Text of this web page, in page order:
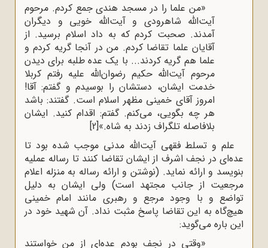
«من علما را در مسجد هندی جمع کردم. مرحوم
آیت‌الله شاهرودی و آیت‌الله خویی و دیگران
آمدند. صحبت کردم که به داد اسلام برسید. از
آقایان علما تقاضا کردم. من در آنجا گریه کردم و
علما هم گریه کردند... با یک عده طلبه برای دیدن
مرحوم آیت‌الله حکیم رضوان‌الله علیه رفتم کربلا
خدمت ایشان، دستشان را بوسیدم و گفتم: آقا!
امروز آقای خمینی مظهر اسلام است. گفتند: باشد
هر چه بگویی، می‌کنم. گفتم: اقدام کنید. ایشان
بلافاصله تلگراف زدند به شاه.»[2]
علم و تسلط فقهی آیت‌الله مدنی موجب شده بود تا
عده‌ای در نجف اشرف از ایشان تقاضا کنند تا رساله عملیه
بنویسد و ارائه نماید. (نوشتن و ارائه رساله به منزله اعلام
مرجعیت از جانب مجتهد است) ولی ایشان به دلیل
تواضع و با وجود مرجع و رهبری مانند امام خمینی
هیچ‌گاه به این تقاضا پاسخ مثبت نداد. آن شهید خود در
این باره می‌گوید:
«وقتی در نجف بودم عده‌ای از من خواستند